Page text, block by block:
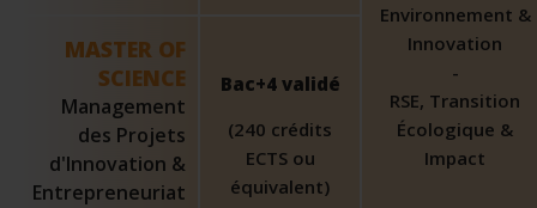
Environnement &
Innovation
-
RSE, Transition
Écologique &
Impact
MASTER OF
SCIENCE
Management
des Projets
d'Innovation &
Entrepreneuriat
Bac+4 validé
(240 crédits
ECTS ou
équivalent)